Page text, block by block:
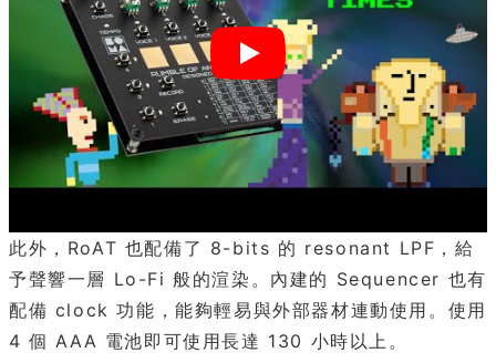
此外，RoAT 也配備了 8-bits 的 resonant LPF，給
予聲響一層 Lo-Fi 般的渲染。內建的 Sequencer 也有
配備 clock 功能，能夠輕易與外部器材連動使用。使用
4 個 AAA 電池即可使用長達 130 小時以上。